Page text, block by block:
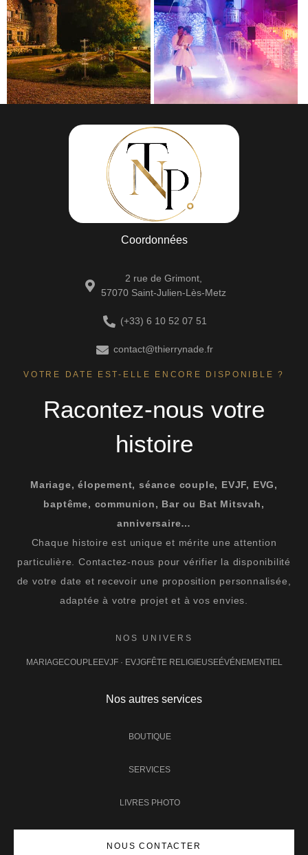
Coordonnées
2 rue de Grimont,
57070 Saint-Julien-Lès-Metz
(+33) 6 10 52 07 51
contact@thierrynade.fr
VOTRE DATE EST-ELLE ENCORE DISPONIBLE ?
Racontez-nous votre
histoire
Mariage, élopement, séance couple, EVJF, EVG,
baptême, communion, Bar ou Bat Mitsvah,
anniversaire…
Chaque histoire est unique et mérite une attention
particulière. Contactez-nous pour vérifier la disponibilité
de votre date et recevoir une proposition personnalisée,
adaptée à votre projet et à vos envies.
NOS UNIVERS
MARIAGECOUPLEEVJF · EVJGFÊTE RELIGIEUSEÉVÉNEMENTIEL
Nos autres services
BOUTIQUE
SERVICES
LIVRES PHOTO
NOUS CONTACTER